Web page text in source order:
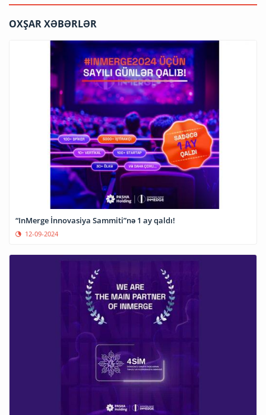
OXŞAR XƏBƏRLƏR
“InMerge İnnovasiya Sammiti”nə 1 ay qaldı!
12-09-2024